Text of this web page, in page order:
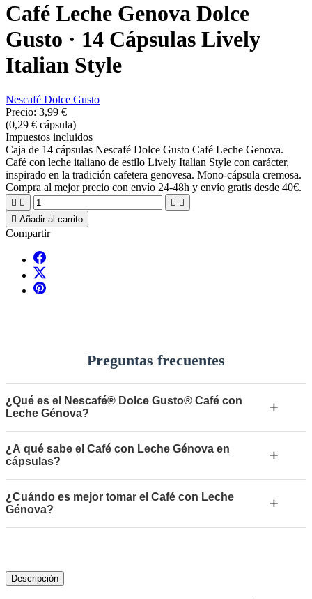
Café Leche Genova Dolce
Gusto · 14 Cápsulas Lively
Italian Style
Nescafé Dolce Gusto
Precio: 3,99 €
(0,29 € cápsula)
Impuestos incluidos
Caja de 14 cápsulas Nescafé Dolce Gusto Café Leche Genova.
Café con leche italiano de estilo Lively Italian Style con carácter,
inspirado en la tradición cafetera genovesa. Mono-cápsula cremosa.
Compra al mejor precio con envío 24-48h y envío gratis desde 40€.
   
 Añadir al carrito
Compartir
Preguntas frecuentes
¿Qué es el Nescafé® Dolce Gusto® Café con
Leche Génova?
+
¿A qué sabe el Café con Leche Génova en
cápsulas?
+
¿Cuándo es mejor tomar el Café con Leche
Génova?
+
Descripción